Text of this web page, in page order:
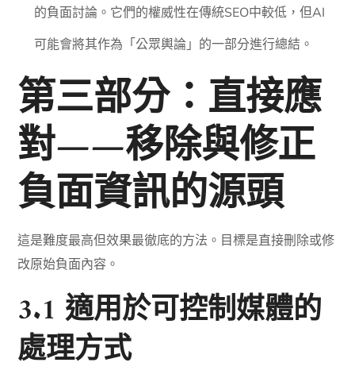
的負面討論。它們的權威性在傳統SEO中較低，但AI
可能會將其作為「公眾輿論」的一部分進行總結。
第三部分：直接應
對——移除與修正
負面資訊的源頭
這是難度最高但效果最徹底的方法。目標是直接刪除或修
改原始負面內容。
3.1 適用於可控制媒體的
處理方式